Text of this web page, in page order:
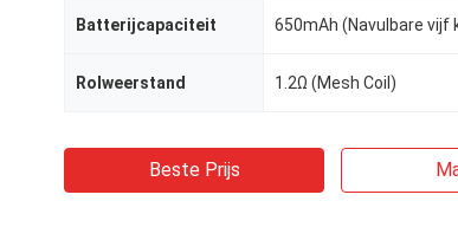
Batterijcapaciteit 650mAh (Navulbare vijf
Rolweerstand 1.2Ω (Mesh Coil)
Beste Prijs